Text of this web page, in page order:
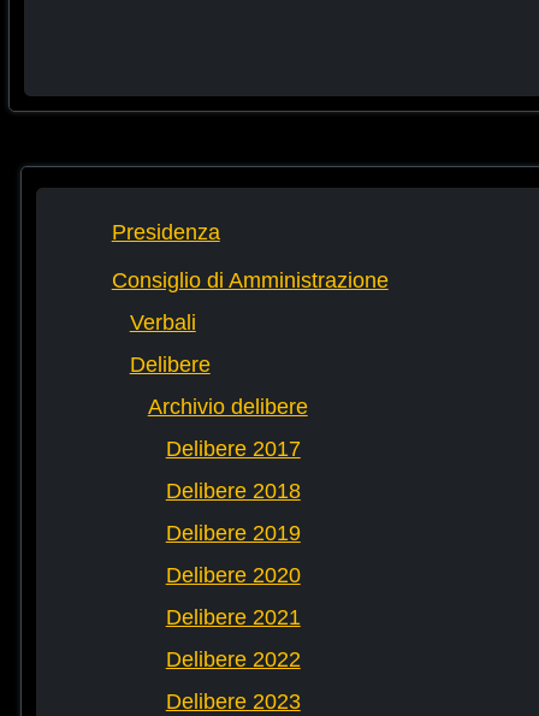
Presidenza
Consiglio di Amministrazione
Verbali
Delibere
Archivio delibere
Delibere 2017
Delibere 2018
Delibere 2019
Delibere 2020
Delibere 2021
Delibere 2022
Delibere 2023